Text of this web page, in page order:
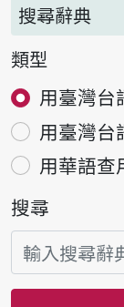
搜尋辭典
類型
用臺灣台
用臺灣台
用華語查
搜尋